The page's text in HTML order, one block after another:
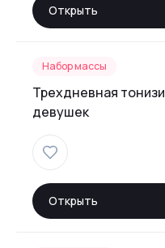
Открыть
Набор массы
Трехдневная
девушек
Открыть